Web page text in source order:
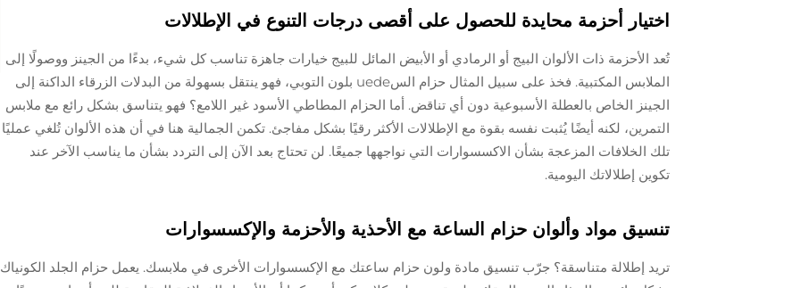
اختيار أحزمة محايدة للحصول على أقصى درجات التنوع في الإطلالات
تُعد الأحزمة ذات الألوان البيج أو الرمادي أو الأبيض المائل للبيج خيارات جاهزة تناسب كل شيء، بدءًا من الجينز ووصولًا إلى
الملابس المكتبية. فخذ على سبيل المثال حزام السuede بلون التوبي، فهو ينتقل بسهولة من البدلات الزرقاء الداكنة إلى
الجينز الخاص بالعطلة الأسبوعية دون أي تناقض. أما الحزام المطاطي الأسود غير اللامع؟ فهو يتناسق بشكل رائع مع ملابس
التمرين، لكنه أيضًا يُثبت نفسه بقوة مع الإطلالات الأكثر رقيًا بشكل مفاجئ. تكمن الجمالية هنا في أن هذه الألوان تُلغي عمليًا
تلك الخلافات المزعجة بشأن الاكسسوارات التي نواجهها جميعًا. لن تحتاج بعد الآن إلى التردد بشأن ما يناسب الآخر عند
تكوين إطلالاتك اليومية.
تنسيق مواد وألوان حزام الساعة مع الأحذية والأحزمة والإكسسوارات
تريد إطلالة متناسقة؟ جرّب تنسيق مادة ولون حزام ساعتك مع الإكسسوارات الأخرى في ملابسك. يعمل حزام الجلد الكونياك